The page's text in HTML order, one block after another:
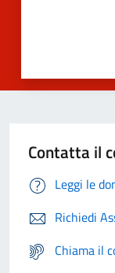
Contatta il
Leggi le
Richiedi
Chiama il